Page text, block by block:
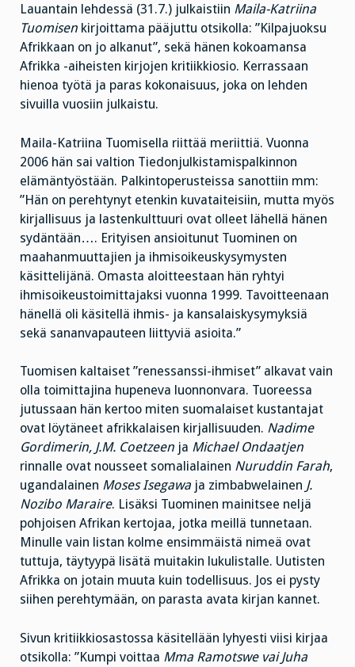
Lauantain lehdessä (31.7.) julkaistiin Maila-Katriina
Tuomisen kirjoittama pääjuttu otsikolla: ”Kilpajuoksu
Afrikkaan on jo alkanut”, sekä hänen kokoamansa
Afrikka -aiheisten kirjojen kritiikkiosio. Kerrassaan
hienoa työtä ja paras kokonaisuus, joka on lehden
sivuilla vuosiin julkaistu.
Maila-Katriina Tuomisella riittää meriittiä. Vuonna
2006 hän sai valtion Tiedonjulkistamispalkinnon
elämäntyöstään. Palkintoperusteissa sanottiin mm:
”Hän on perehtynyt etenkin kuvataiteisiin, mutta myös
kirjallisuus ja lastenkulttuuri ovat olleet lähellä hänen
sydäntään…. Erityisen ansioitunut Tuominen on
maahanmuuttajien ja ihmisoikeuskysymysten
käsittelijänä. Omasta aloitteestaan hän ryhtyi
ihmisoikeustoimittajaksi vuonna 1999. Tavoitteenaan
hänellä oli käsitellä ihmis- ja kansalaiskysymyksiä
sekä sananvapauteen liittyviä asioita.”
Tuomisen kaltaiset ”renessanssi-ihmiset” alkavat vain
olla toimittajina hupeneva luonnonvara. Tuoreessa
jutussaan hän kertoo miten suomalaiset kustantajat
ovat löytäneet afrikkalaisen kirjallisuuden. Nadime
Gordimerin, J.M. Coetzeen ja Michael Ondaatjen
rinnalle ovat nousseet somalialainen Nuruddin Farah,
ugandalainen Moses Isegawa ja zimbabwelainen J.
Nozibo Maraire. Lisäksi Tuominen mainitsee neljä
pohjoisen Afrikan kertojaa, jotka meillä tunnetaan.
Minulle vain listan kolme ensimmäistä nimeä ovat
tuttuja, täytyypä lisätä muitakin lukulistalle. Uutisten
Afrikka on jotain muuta kuin todellisuus. Jos ei pysty
siihen perehtymään, on parasta avata kirjan kannet.
Sivun kritiikkiosastossa käsitellään lyhyesti viisi kirjaa
otsikolla: ”Kumpi voittaa Mma Ramotswe vai Juha